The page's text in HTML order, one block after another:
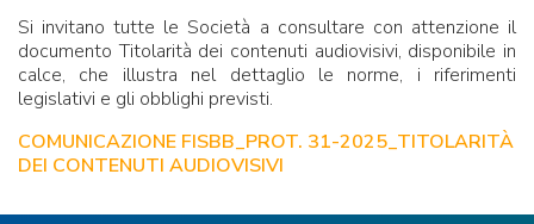
Si invitano tutte le Società a consultare con attenzione il
documento Titolarità dei contenuti audiovisivi, disponibile in
calce, che illustra nel dettaglio le norme, i riferimenti
legislativi e gli obblighi previsti.
COMUNICAZIONE FISBB_PROT. 31-2025_TITOLARITÀ
DEI CONTENUTI AUDIOVISIVI